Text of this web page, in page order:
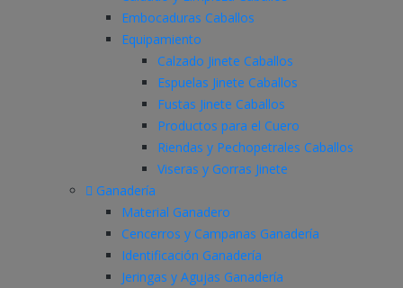
Embocaduras Caballos
Equipamiento
Calzado Jinete Caballos
Espuelas Jinete Caballos
Fustas Jinete Caballos
Productos para el Cuero
Riendas y Pechopetrales Caballos
Viseras y Gorras Jinete
Ganadería
Material Ganadero
Cencerros y Campanas Ganadería
Identificación Ganadería
Jeringas y Agujas Ganadería